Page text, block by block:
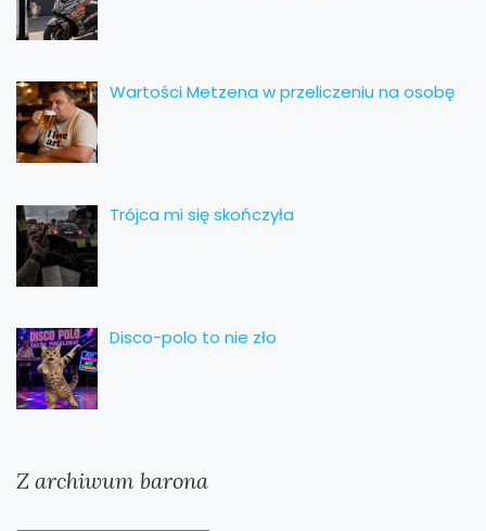
Wartości Metzena w przeliczeniu na osobę
Trójca mi się skończyła
Disco-polo to nie zło
Z archiwum barona